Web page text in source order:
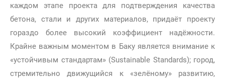
каждом этапе проекта для подтверждения качества
бетона, стали и других материалов, придаёт проекту
гораздо более высокий коэффициент надёжности.
Крайне важным моментом в Баку является внимание к
«устойчивым стандартам» (Sustainable Standards); город,
стремительно движущийся к «зелёному» развитию,